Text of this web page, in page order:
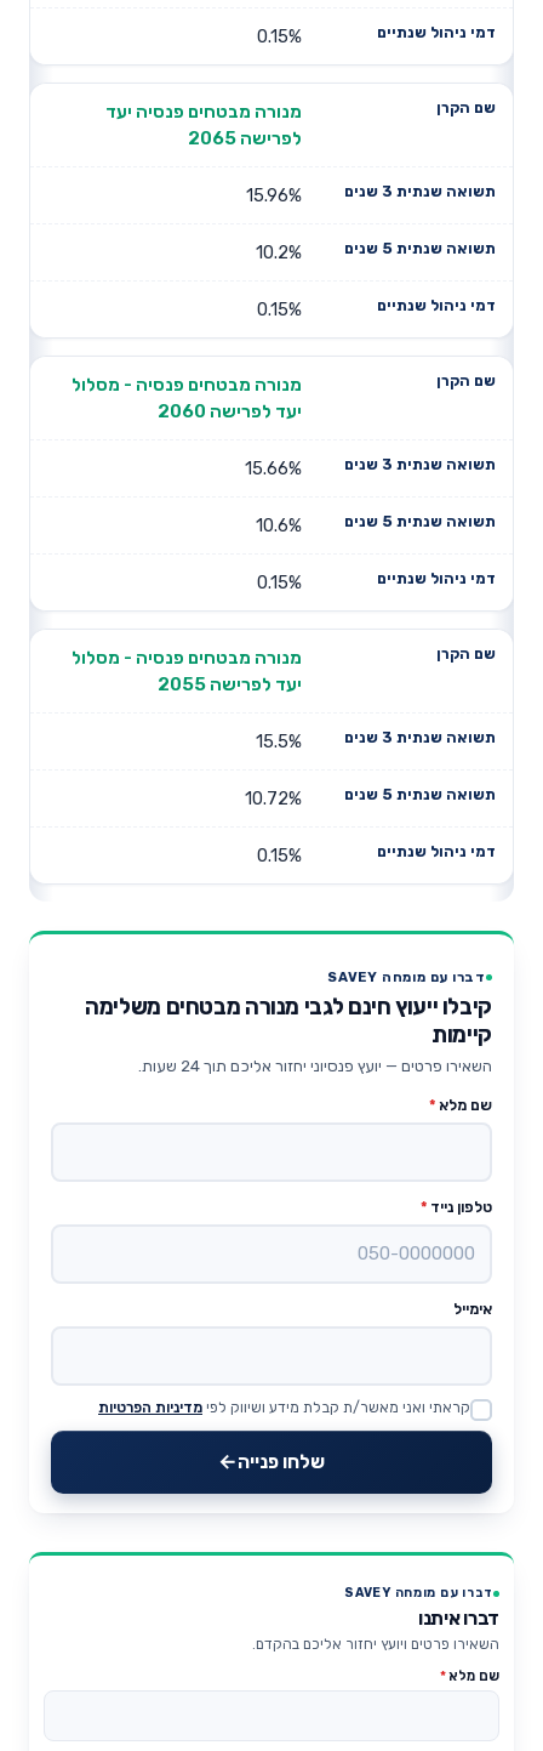
0.15%
מנורה מבטחים פנסיה יעד
לפרישה 2065
15.96%
10.2%
0.15%
מנורה מבטחים פנסיה - מסלול
יעד לפרישה 2060
15.66%
10.6%
0.15%
מנורה מבטחים פנסיה - מסלול
יעד לפרישה 2055
15.5%
10.72%
0.15%
דברו עם מומחה SAVEY
קיבלו ייעוץ חינם לגבי מנורה מבטחים משלימה
קיימות
השאירו פרטים — יועץ פנסיוני יחזור אליכם תוך 24 שעות.
שם מלא *
טלפון נייד *
אימייל
Website
קראתי ואני מאשר/ת קבלת מידע ושיווק לפי מדיניות הפרטיות
שלחו פנייה
דברו עם מומחה SAVEY
דברו איתנו
השאירו פרטים ויועץ יחזור אליכם בהקדם.
שם מלא*